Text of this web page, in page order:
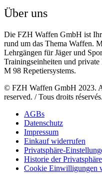
Über uns
Die FZH Waffen GmbH ist Ihr
rund um das Thema Waffen.
Lehrgängen für Jäger und
Trainingseinheiten und
M 98 Repetiersystems.
© FZH Waffen GmbH 2023.
reserved. / Tous droits réservés.
AGBs
Datenschutz
Impressum
Einkauf widerrufen
Privatsphäre-
Historie der
Cookie Einwilligungen